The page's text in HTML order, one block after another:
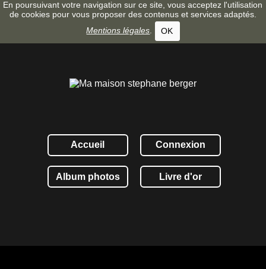
En poursuivant votre navigation sur ce site, vous acceptez l'utilisation
de cookies pour vous proposer des contenus et services adaptés.
Mentions légales. OK
Accueil Connexion
Album photos Livre d'or